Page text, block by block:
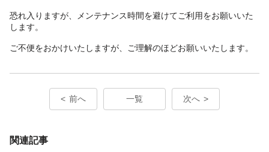
恐れ入りますが、メンテナンス時間を避けてご利用をお願いいた
します。
ご不便をおかけいたしますが、ご理解のほどお願いいたします。
前へ 一覧 次へ
関連記事